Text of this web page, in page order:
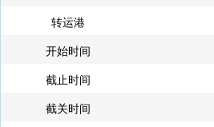
转运港
开始时间
截止时间
截关时间